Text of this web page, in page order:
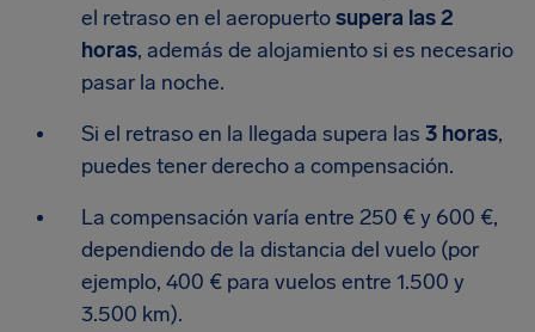
el retraso en el aeropuertosupera las 2
horas, además de alojamiento si es necesario
pasar la noche.
Si el retraso en la llegada supera las 3 horas,
puedes tener derecho a compensación.
La compensación varía entre 250 € y 600 €,
dependiendo de la distancia del vuelo (por
ejemplo, 400 € para vuelos entre 1.500 y
3.500 km).